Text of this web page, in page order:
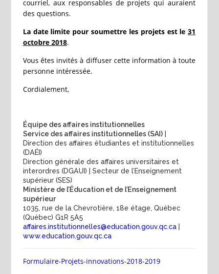
courriel, aux responsables de projets qui auraient
des questions.
La date limite pour soumettre les projets est le31
octobre 2018.
Vous êtes invités à diffuser cette information à toute
personne intéressée.
Cordialement,
Équipe des affaires institutionnelles
Service des affaires institutionnelles (SAI)|
Direction des affaires étudiantes et institutionnelles
(DAÉI)
Direction générale des affaires universitaires et
interordres (DGAUI) | Secteur de l’Enseignement
supérieur (SES)
Ministère de l’Éducation et de l’Enseignement
supérieur
1035, rue de la Chevrotière, 18e étage, Québec
(Québec) G1R 5A5
affaires.institutionnelles@education.gouv.qc.ca|
www.education.gouv.qc.ca
Formulaire-Projets-innovations-2018-2019